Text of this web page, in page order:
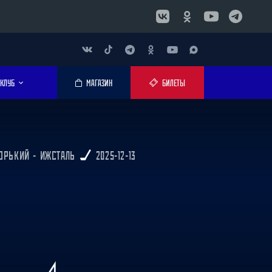
КЛУБ МАГАЗИН БИЛЕТЫ
- ИЖСТАЛЬ 2025-12-13